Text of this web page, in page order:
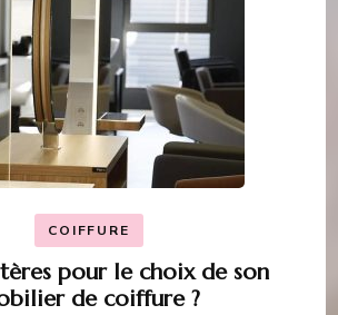
COIFFURE
pour le choix de son
de coiffure ?